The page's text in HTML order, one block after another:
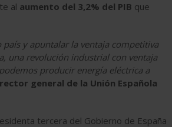
al aumento del 3,2% del PIB que
y apuntalar la ventaja competitiva
una revolución industrial con ventaja
producir energía eléctrica a
general de la Unión Española
tercera del Gobierno de España